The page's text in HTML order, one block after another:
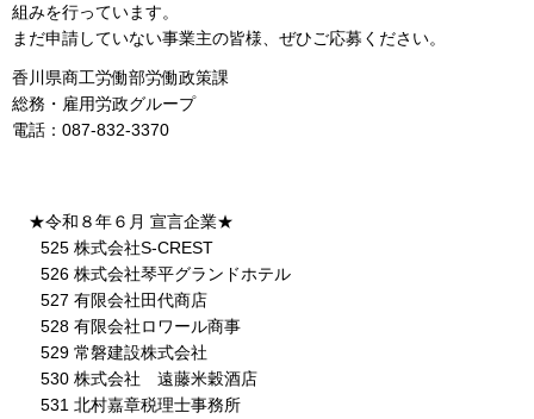
組みを行っています。
まだ申請していない事業主の皆様、ぜひご応募ください。
香川県商工労働部労働政策課
総務・雇用労政グループ
電話：087-832-3370
★令和８年６月 宣言企業★
525 株式会社S-CREST
526 株式会社琴平グランドホテル
527 有限会社田代商店
528 有限会社ロワール商事
529 常磐建設株式会社
530 株式会社 遠藤米穀酒店
531 北村嘉章税理士事務所